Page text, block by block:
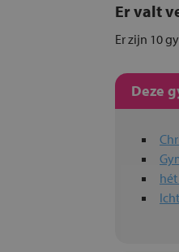
Er valt
Er zijn 10
Deze